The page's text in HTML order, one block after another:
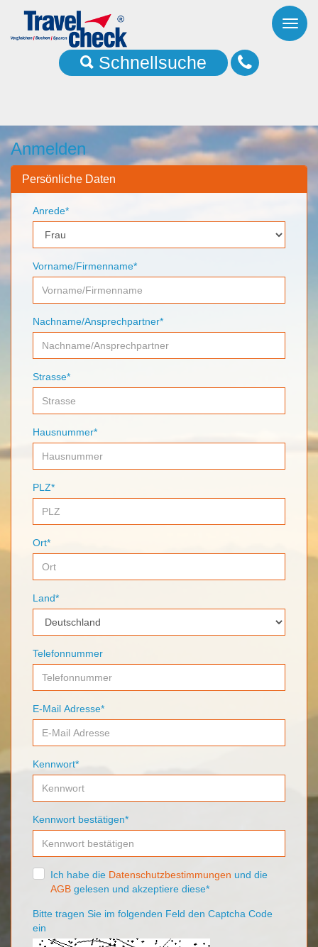
Toggle
Schnellsuche
Anmelden
Persönliche Daten
Anrede*
Vorname/Firmenname*
Nachname/Ansprechpartner*
Strasse*
Hausnummer*
PLZ*
Ort*
Land*
Telefonnummer
E-Mail Adresse*
Kennwort*
Kennwort bestätigen*
Ich habe die Datenschutzbestimmungen und die
AGB gelesen und akzeptiere diese*
Datenschutzbestimmungen
AGB
Bitte tragen Sie im folgenden Feld den Captcha Code
ein